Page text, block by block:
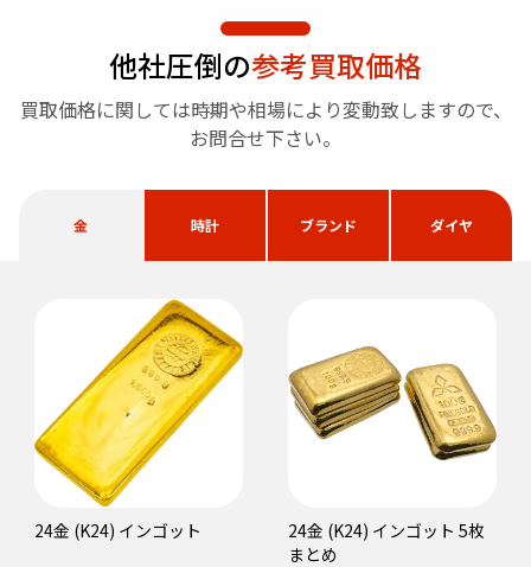
他社圧倒の参考買取価格
買取価格に関しては時期や相場により変動致しますので、
お問合せ下さい。
金 時計 ブランド ダイヤ
24金 (K24) インゴット
24金 (K24) インゴット 5枚
まとめ